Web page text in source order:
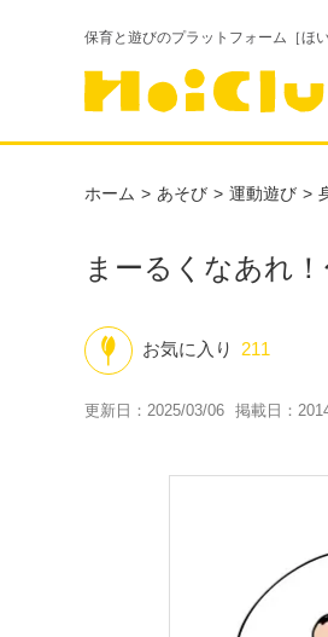
保育と遊びのプラットフォーム［ほ
ホーム あそび 運動遊び
まーるくなあれ
お気に入り 211
更新日：2025/03/06 掲載日：